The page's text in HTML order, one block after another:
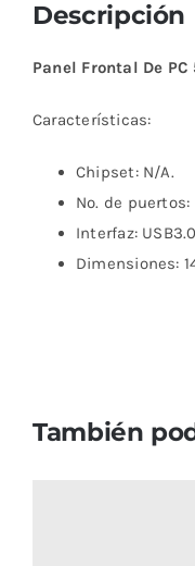
Descripción
Panel Frontal De PC
Características:
Chipset: N/A.
No. de puertos:
Interfaz:
Dimensiones:
También